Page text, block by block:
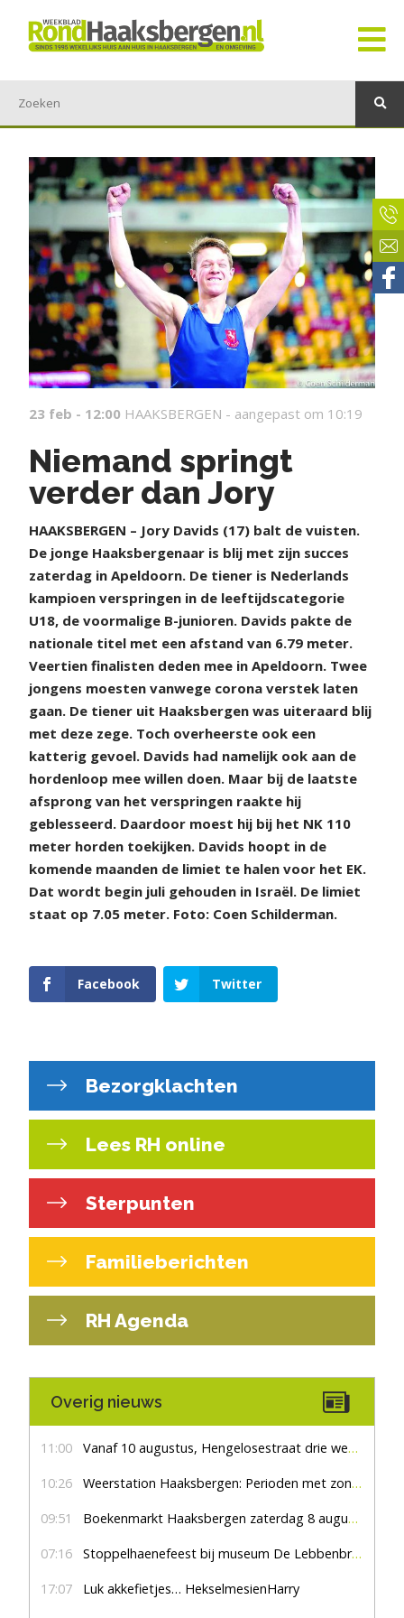
23 feb - 12:00 HAAKSBERGEN - aangepast om 10:19
Niemand springt
verder dan Jory
HAAKSBERGEN – Jory Davids (17) balt de vuisten.
De jonge Haaksbergenaar is blij met zijn succes
zaterdag in Apeldoorn. De tiener is Nederlands
kampioen verspringen in de leeftijdscategorie
U18, de voormalige B-junioren. Davids pakte de
nationale titel met een afstand van 6.79 meter.
Veertien finalisten deden mee in Apeldoorn. Twee
jongens moesten vanwege corona verstek laten
gaan. De tiener uit Haaksbergen was uiteraard blij
met deze zege. Toch overheerste ook een
katterig gevoel. Davids had namelijk ook aan de
hordenloop mee willen doen. Maar bij de laatste
afsprong van het verspringen raakte hij
geblesseerd. Daardoor moest hij bij het NK 110
meter horden toekijken. Davids hoopt in de
komende maanden de limiet te halen voor het EK.
Dat wordt begin juli gehouden in Israël. De limiet
staat op 7.05 meter. Foto: Coen Schilderman.
Facebook Twitter
Bezorgklachten
Lees RH online
Sterpunten
Familieberichten
RH Agenda
Overig nieuws
11:00 Vanaf 10 augustus, Hengelosestraat drie weken dicht voor doorgaand verkeer
10:26 Weerstation Haaksbergen: Perioden met zon en droog
09:51 Boekenmarkt Haaksbergen zaterdag 8 augustus, marktplein Haaksbergen
07:16 Stoppelhaenefeest bij museum De Lebbenbrugge
17:07 Luk akkefietjes… HekselmesienHarry